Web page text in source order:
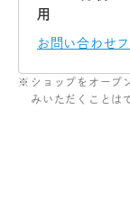
用
お問い合わせ
ショップをオープ
みいただくことは